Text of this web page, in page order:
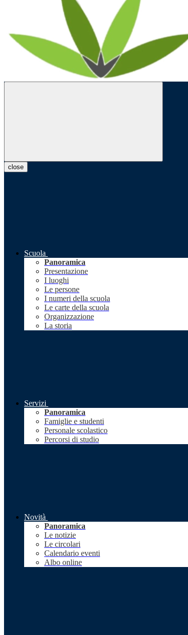
close
Scuola
Panoramica
Presentazione
I luoghi
Le persone
I numeri della scuola
Le carte della scuola
Organizzazione
La storia
Servizi
Panoramica
Famiglie e studenti
Personale scolastico
Percorsi di studio
Novità
Panoramica
Le notizie
Le circolari
Calendario eventi
Albo online